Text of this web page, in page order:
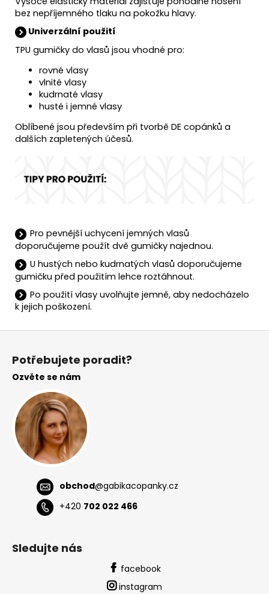
bez nepříjemného tlaku na pokožku hlavy.
Univerzální použití
TPU gumičky do vlasů jsou vhodné pro:
rovné vlasy
vlnité vlasy
kudrnaté vlasy
husté i jemné vlasy
Oblíbené jsou především při tvorbě DE copánků a
dalších zapletených účesů.
Pro pevnější uchycení jemných vlasů
doporučujeme použít dvě gumičky najednou.
U hustých nebo kudrnatých vlasů doporučujeme
gumičku před použitím lehce roztáhnout.
Po použití vlasy uvolňujte jemně, aby nedocházelo
k jejich poškození.
Potřebujete poradit?
Ozvěte se nám
obchod@gabikacopanky.cz
+420 702 022 466
Sledujte nás
facebook
instagram